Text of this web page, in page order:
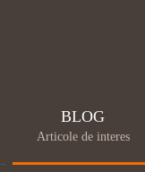
BLOG
Articole de interes